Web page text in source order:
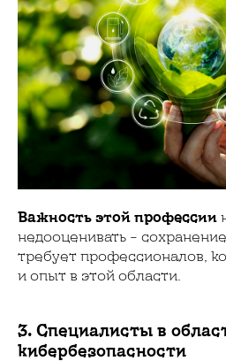
Важность этой профессии
недооценивать –
требует профессионалов,
и опыт в этой области.
3. Специалисты в
кибербезопасности